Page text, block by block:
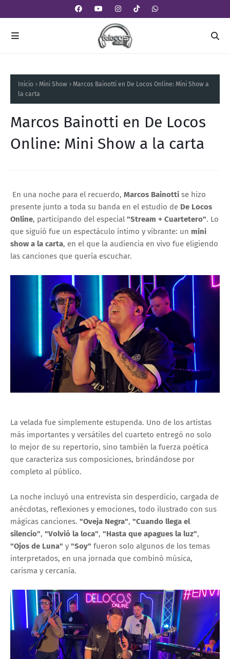
Inicio Mini Show
Marcos Bainotti en De Locos Online: Mini Show a
la carta
Marcos Bainotti en De Locos
Online: Mini Show a la carta
En una noche para el recuerdo, Marcos Bainotti se hizo
presente junto a toda su banda en el estudio de De Locos
Online, participando del especial "Stream + Cuartetero". Lo
que siguió fue un espectáculo íntimo y vibrante: un mini
show a la carta, en el que la audiencia en vivo fue eligiendo
las canciones que quería escuchar.
La velada fue simplemente estupenda. Uno de los artistas
más importantes y versátiles del cuarteto entregó no solo
lo mejor de su repertorio, sino también la fuerza poética
que caracteriza sus composiciones, brindándose por
completo al público.
La noche incluyó una entrevista sin desperdicio, cargada de
anécdotas, reflexiones y emociones, todo ilustrado con sus
mágicas canciones. "Oveja Negra", "Cuando llega el
silencio", "Volvió la loca", "Hasta que apagues la luz",
"Ojos de Luna" y "Soy" fueron solo algunos de los temas
interpretados, en una jornada que combinó música,
carisma y cercanía.